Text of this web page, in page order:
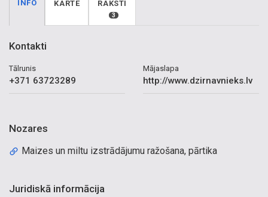
INFO KARTE RAKSTI
3
Kontakti
Tālrunis
+371 63723289
Mājaslapa
http://www.dzirnavnieks.lv
Nozares
Maizes un miltu izstrādājumu ražošana, pārtika
Juridiskā informācija